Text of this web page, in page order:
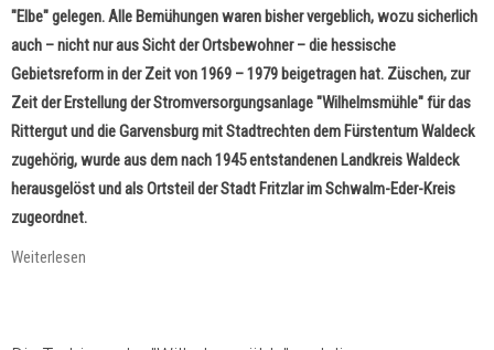
"Elbe" gelegen. Alle Bemühungen waren bisher vergeblich, wozu sicherlich
auch – nicht nur aus Sicht der Ortsbewohner – die hessische
Gebietsreform in der Zeit von 1969 – 1979 beigetragen hat. Züschen, zur
Zeit der Erstellung der Stromversorgungsanlage "Wilhelmsmühle" für das
Rittergut und die Garvensburg mit Stadtrechten dem Fürstentum Waldeck
zugehörig, wurde aus dem nach 1945 entstandenen Landkreis Waldeck
herausgelöst und als Ortsteil der Stadt Fritzlar im Schwalm-Eder-Kreis
zugeordnet.
Weiterlesen